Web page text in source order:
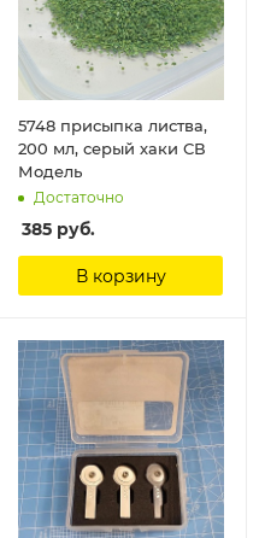
5748 присыпка листва,
200 мл, серый хаки СВ
Модель
Достаточно
385 руб.
В корзину